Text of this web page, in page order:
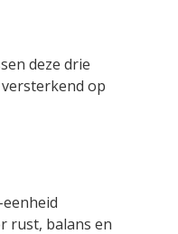
deze drie
op
rust, balans en